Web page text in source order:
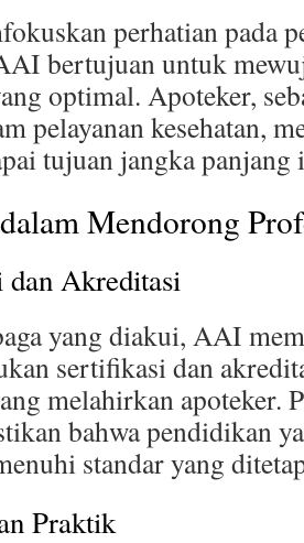
perhatian pada
bertujuan untuk
optimal. Apoteker,
pelayanan kesehatan,
tujuan jangka panjang
Mendorong
dan Akreditasi
yang diakui, AAI
sertifikasi dan
melahirkan apoteker.
bahwa pendidikan
standar yang
Praktik